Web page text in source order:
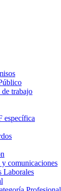
trabajo
específica
y comunicaciones
Laborales